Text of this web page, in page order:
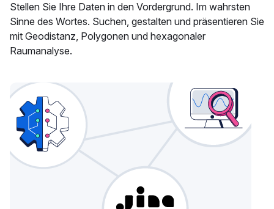
Stellen Sie Ihre Daten in den Vordergrund. Im wahrsten
Sinne des Wortes. Suchen, gestalten und präsentieren Sie
mit Geodistanz, Polygonen und hexagonaler
Raumanalyse.